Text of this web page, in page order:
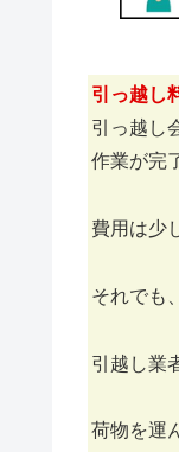
引っ越し
引っ越し
作業が完
費用は少
それでも
引越し業
荷物を運